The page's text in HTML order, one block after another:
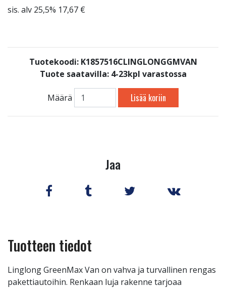
sis. alv 25,5% 17,67 €
Tuotekoodi: K1857516CLINGLONGGMVAN
Tuote saatavilla: 4-23kpl varastossa
Määrä Lisää koriin
Jaa
Tuotteen tiedot
Linglong GreenMax Van on vahva ja turvallinen rengas
pakettiautoihin. Renkaan luja rakenne tarjoaa